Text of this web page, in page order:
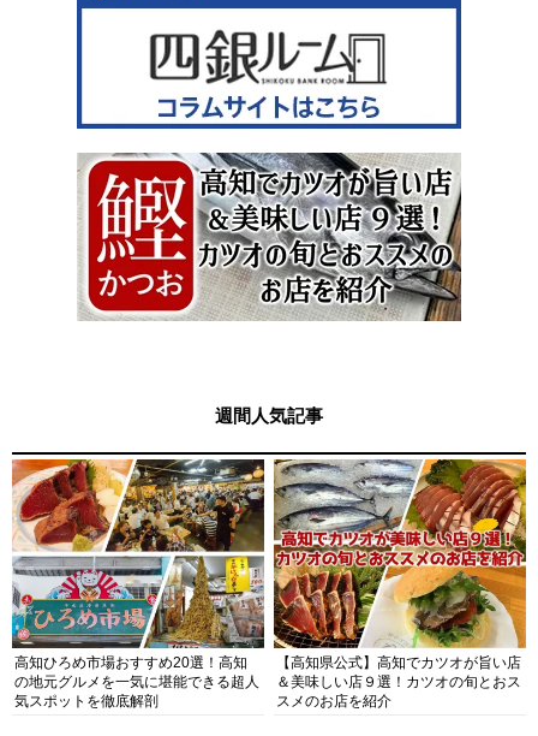
週間人気記事
高知ひろめ市場おすすめ20選！高知
の地元グルメを一気に堪能できる超人
気スポットを徹底解剖
【高知県公式】高知でカツオが旨い店
＆美味しい店９選！カツオの旬とおス
スメのお店を紹介